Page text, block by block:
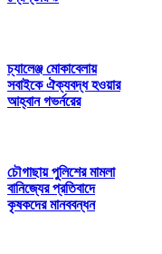
চ্যালেঞ্জ মোকাবেলায়
সবাইকে ঐক্যবদ্ধ হওয়ার
আহ্বান গভর্নরের
চৌগাছায় পুলিশের মামলা
বানিজ্যের প্রতিবাদে
কৃষকদের মানববন্ধন